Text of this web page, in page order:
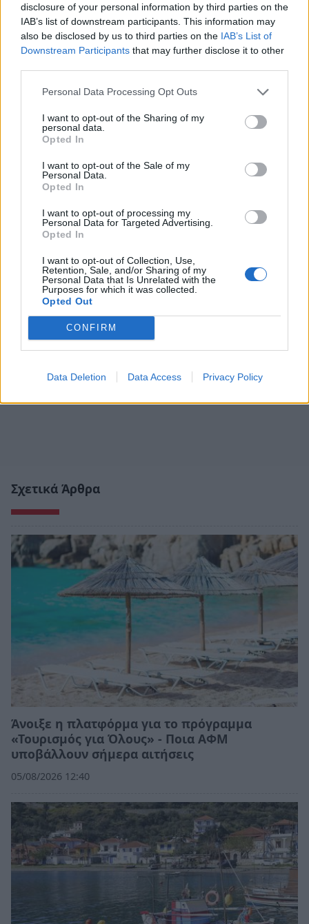
disclosure of your personal information by third parties on the
IAB’s list of downstream participants. This information may
also be disclosed by us to third parties on the IAB’s List of
Downstream Participants that may further disclose it to other
Personal Data Processing Opt Outs
I want to opt-out of the Sharing of my
personal data.
Opted In
I want to opt-out of the Sale of my
Personal Data.
Opted In
I want to opt-out of processing my
Personal Data for Targeted Advertising.
Opted In
I want to opt-out of Collection, Use,
Retention, Sale, and/or Sharing of my
Personal Data that Is Unrelated with the
Purposes for which it was collected.
Opted Out
CONFIRM
Data Deletion Data Access Privacy Policy
Σχετικά Άρθρα
Άνοιξε η πλατφόρμα για το πρόγραμμα
«Τουρισμός για Όλους» - Ποια ΑΦΜ
υποβάλλουν σήμερα αιτήσεις
05/08/2026 12:40